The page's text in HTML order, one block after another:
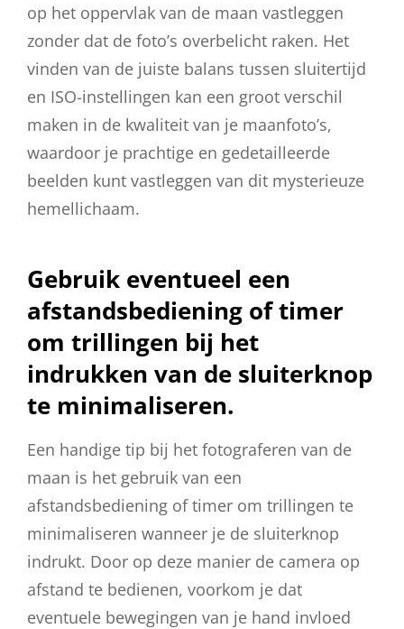
op het oppervlak van de maan vastleggen
zonder dat de foto’s overbelicht raken. Het
vinden van de juiste balans tussen sluitertijd
en ISO-instellingen kan een groot verschil
maken in de kwaliteit van je maanfoto’s,
waardoor je prachtige en gedetailleerde
beelden kunt vastleggen van dit mysterieuze
hemellichaam.
Gebruik eventueel een
afstandsbediening of timer
om trillingen bij het
indrukken van de sluiterknop
te minimaliseren.
Een handige tip bij het fotograferen van de
maan is het gebruik van een
afstandsbediening of timer om trillingen te
minimaliseren wanneer je de sluiterknop
indrukt. Door op deze manier de camera op
afstand te bedienen, voorkom je dat
eventuele bewegingen van je hand invloed